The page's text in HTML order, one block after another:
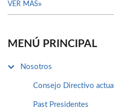
VER MÁS
MENÚ PRINCIPAL
Nosotros
Consejo Directivo actual
Past Presidentes